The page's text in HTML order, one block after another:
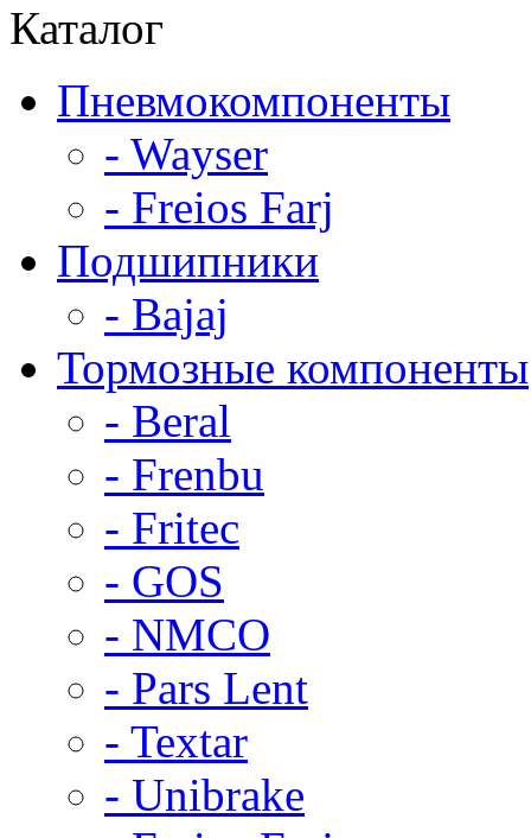
Каталог
Пневмокомпоненты
- Wayser
- Freios Farj
Подшипники
- Bajaj
Тормозные компоненты
- Beral
- Frenbu
- Fritec
- GOS
- NMCO
- Pars Lent
- Textar
- Unibrake